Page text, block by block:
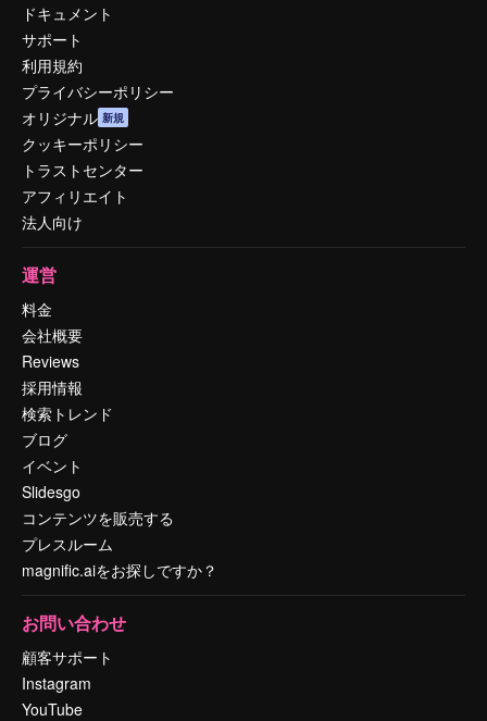
ドキュメント
サポート
利用規約
プライバシーポリシー
オリジナル 新規
クッキーポリシー
トラストセンター
アフィリエイト
法人向け
運営
料金
会社概要
Reviews
採用情報
検索トレンド
ブログ
イベント
Slidesgo
コンテンツを販売する
プレスルーム
magnific.aiをお探しですか？
お問い合わせ
顧客サポート
Instagram
YouTube